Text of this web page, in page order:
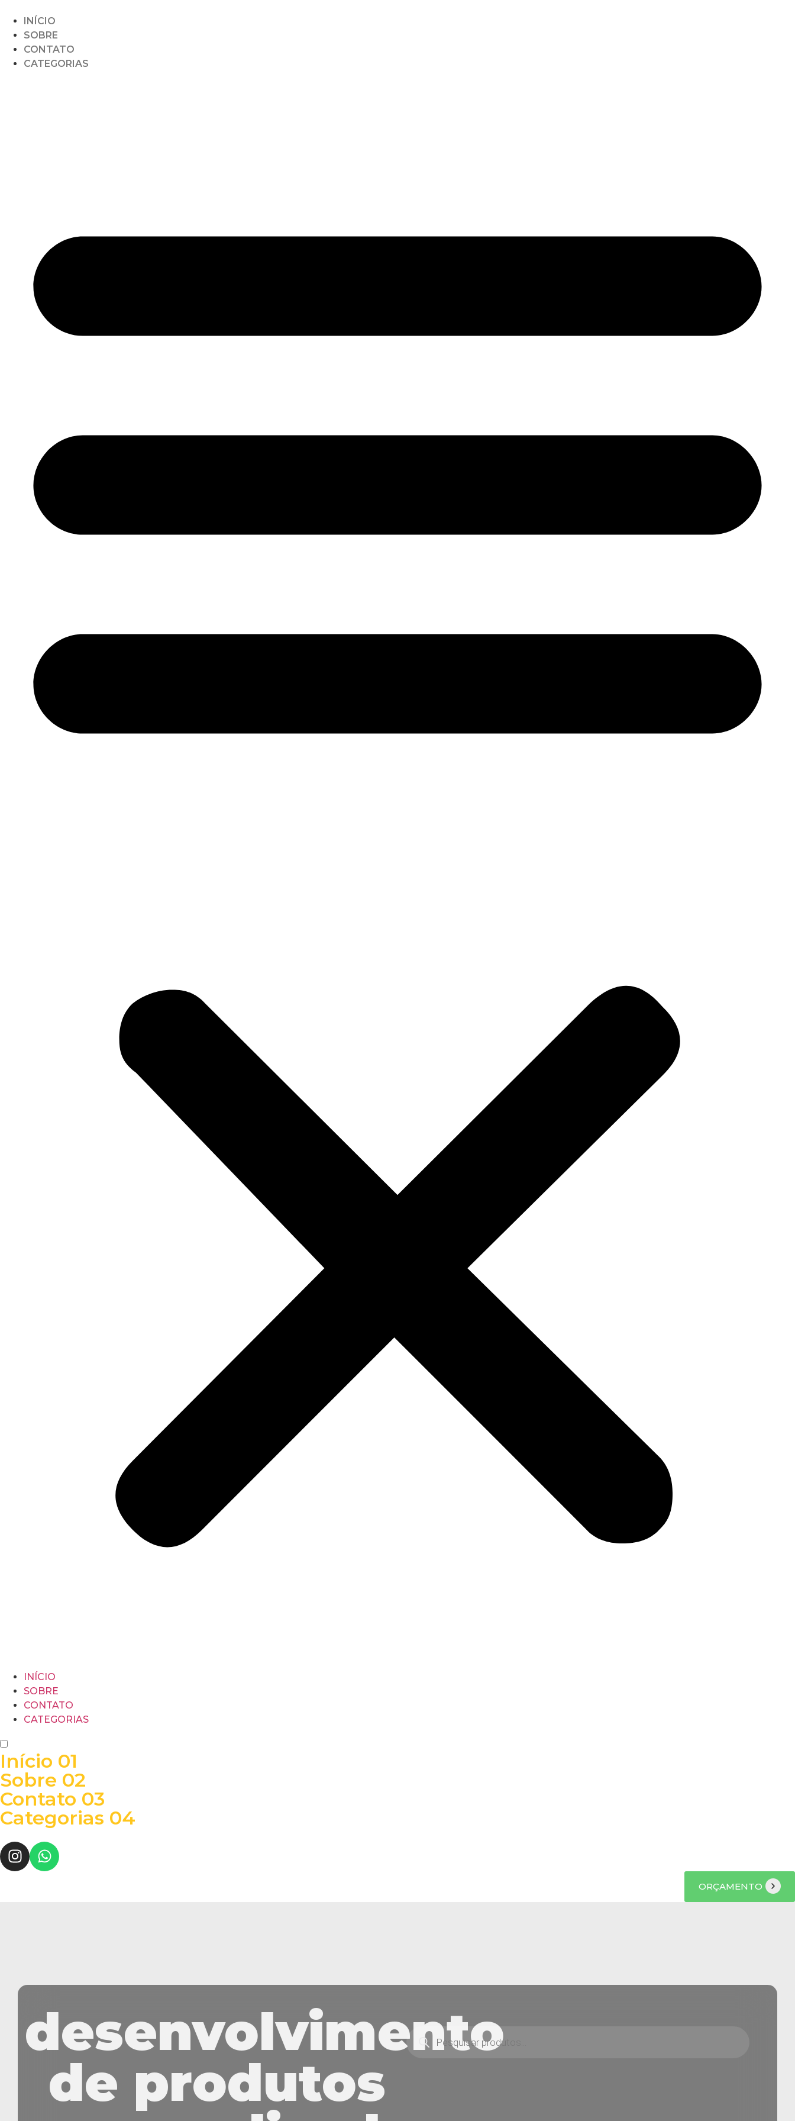
INÍCIO
SOBRE
CONTATO
CATEGORIAS
INÍCIO
SOBRE
CONTATO
CATEGORIAS
Início 01
Sobre 02
Contato 03
Categorias 04
ORÇAMENTO
desenvolvimento
de produtos